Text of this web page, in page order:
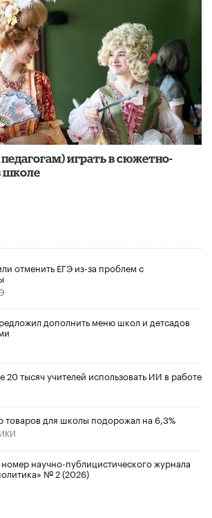
играть в сюжетно-
школе
отменить ЕГЭ из-за проблем с
дополнить меню школ и детсадов
20 тысяч учителей использовать ИИ в работе
для школы подорожал на 6,3%
научно-публицистического журнала
№ 2 (2026)